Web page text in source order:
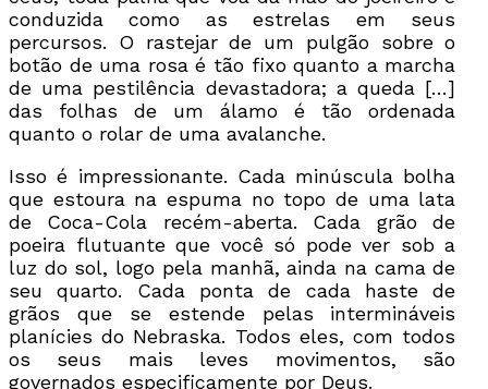
conduzida como as estrelas em seus
percursos. O rastejar de um pulgão sobre o
botão de uma rosa é tão fixo quanto a marcha
de uma pestilência devastadora; a queda […]
das folhas de um álamo é tão ordenada
quanto o rolar de uma avalanche.
Isso é impressionante. Cada minúscula bolha
que estoura na espuma no topo de uma lata
de Coca-Cola recém-aberta. Cada grão de
poeira flutuante que você só pode ver sob a
luz do sol, logo pela manhã, ainda na cama de
seu quarto. Cada ponta de cada haste de
grãos que se estende pelas intermináveis
planícies do Nebraska. Todos eles, com todos
os seus mais leves movimentos, são
governados especificamente por Deus.